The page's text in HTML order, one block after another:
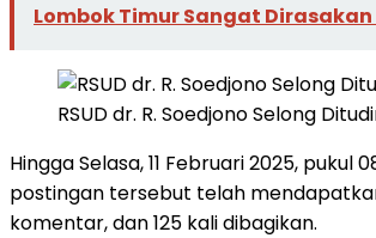
Lombok Timur Sangat
RSUD dr. R. Soedjono Selong
Hingga Selasa, 11 Februari 2025, pukul
postingan tersebut telah
komentar, dan 125 kali dibagikan.